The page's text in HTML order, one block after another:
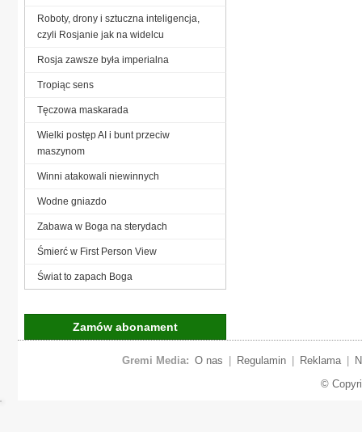
Roboty, drony i sztuczna inteligencja,
czyli Rosjanie jak na widelcu
Rosja zawsze była imperialna
Tropiąc sens
Tęczowa maskarada
Wielki postęp AI i bunt przeciw
maszynom
Winni atakowali niewinnych
Wodne gniazdo
Zabawa w Boga na sterydach
Śmierć w First Person View
Świat to zapach Boga
Zamów abonament
Gremi Media: O nas Regulamin Reklama
©